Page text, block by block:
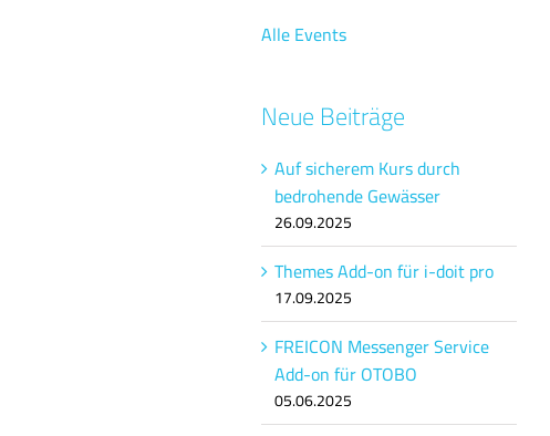
Alle Events
Neue Beiträge
Auf sicherem Kurs durch
bedrohende Gewässer
26.09.2025
Themes Add-on für i-doit pro
17.09.2025
FREICON Messenger Service
Add-on für OTOBO
05.06.2025